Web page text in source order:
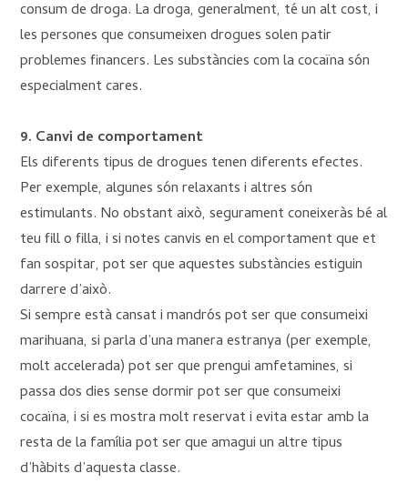
consum de droga. La droga, generalment, té un alt cost, i
les persones que consumeixen drogues solen patir
problemes financers. Les substàncies com la cocaïna són
especialment cares.
9. Canvi de comportament
Els diferents tipus de drogues tenen diferents efectes.
Per exemple, algunes són relaxants i altres són
estimulants. No obstant això, segurament coneixeràs bé al
teu fill o filla, i si notes canvis en el comportament que et
fan sospitar, pot ser que aquestes substàncies estiguin
darrere d’això.
Si sempre està cansat i mandrós pot ser que consumeixi
marihuana, si parla d’una manera estranya (per exemple,
molt accelerada) pot ser que prengui amfetamines, si
passa dos dies sense dormir pot ser que consumeixi
cocaïna, i si es mostra molt reservat i evita estar amb la
resta de la família pot ser que amagui un altre tipus
d’hàbits d’aquesta classe.